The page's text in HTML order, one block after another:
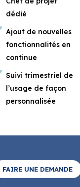
continue
l’usage de façon
personnalisée